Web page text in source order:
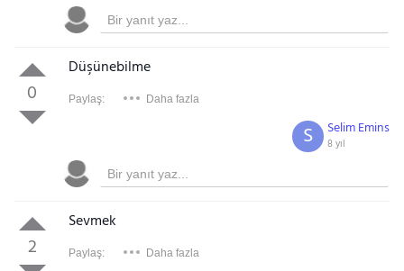
0
Düşünebilme
Paylaş: Daha fazla
Selim Emins
8 yıl
S
2
Sevmek
Paylaş: Daha fazla